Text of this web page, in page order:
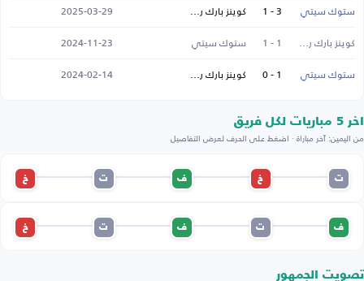
ستوك سيتي
3 - 1 كوينز بارك رينجرز
2025-03-29
كوينز بارك رينجرز
1 - 1 ستوك سيتي
2024-11-23
ستوك سيتي
1 - 0 كوينز بارك رينجرز 2024-02-14
اخر 5 مباريات لكل فريق
من اليمين: آخر مباراة · اضغط على الحرف لعرض التفاصيل
ت خ ف ت خ
ف ت ف ت خ
تصويت الجمهور